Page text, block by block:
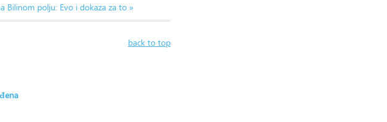
Bilinom polju: Evo i dokaza za to »
back to top